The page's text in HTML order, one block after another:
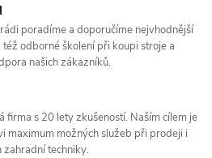
poradíme a doporučíme nejvhodnější
odborné školení při koupi stroje a
našich zákazníků.
firma s 20 lety zkušeností. Naším cílem je
maximum možných služeb při prodeji i
zahradní techniky.